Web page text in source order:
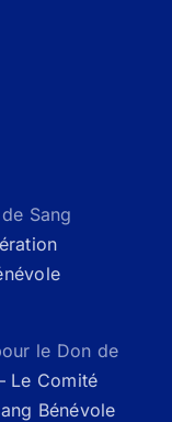
Sang
le Don de
Le Comité
Bénévole